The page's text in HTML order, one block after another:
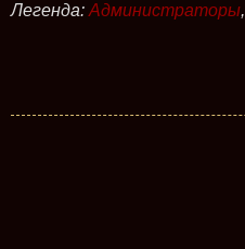
Легенда: Администраторы,